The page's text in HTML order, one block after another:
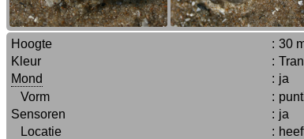
Hoogte : 30
Kleur
:
Mond
: ja
Vorm
:
Sensoren
: ja
Locatie
: